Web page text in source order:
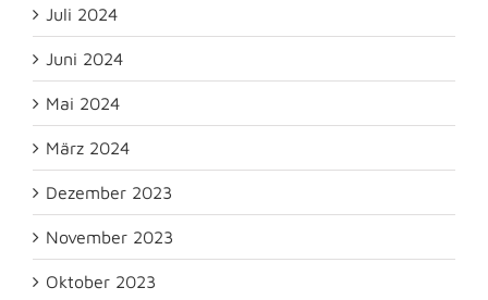
Juli 2024
Juni 2024
Mai 2024
März 2024
Dezember 2023
November 2023
Oktober 2023